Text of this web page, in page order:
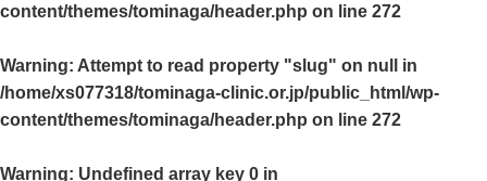
content/themes/tominaga/header.php on line 272
Warning: Attempt to read property "slug" on null in
/home/xs077318/tominaga-clinic.or.jp/public_html/wp-
content/themes/tominaga/header.php on line 272
Warning: Undefined array key 0 in